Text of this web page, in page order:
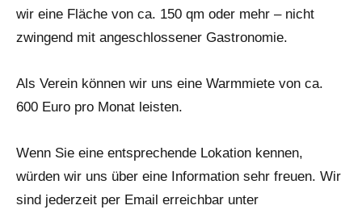
wir eine Fläche von ca. 150 qm oder mehr – nicht
zwingend mit angeschlossener Gastronomie.
Als Verein können wir uns eine Warmmiete von ca.
600 Euro pro Monat leisten.
Wenn Sie eine entsprechende Lokation kennen,
würden wir uns über eine Information sehr freuen. Wir
sind jederzeit per Email erreichbar unter